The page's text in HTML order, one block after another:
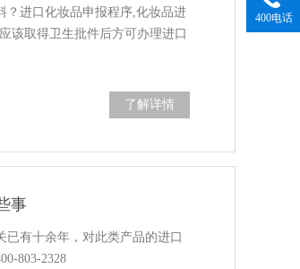
？进口化妆品申报程序,化妆品进
该取得卫生批件后方可办理进口
了解详情
事
有十余年，对此类产品的进口
803-2328
400电话